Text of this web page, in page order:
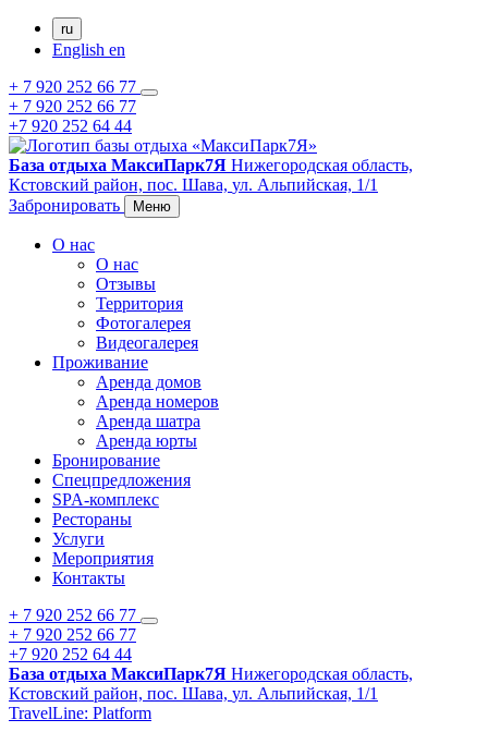
ru
English en
+ 7 920 252 66 77
+ 7 920 252 66 77
+7 920 252 64 44
База отдыха МаксиПарк7Я Нижегородская область,
Кстовский район, пос. Шава, ул. Альпийская, 1/1
Забронировать
Меню
О нас
О нас
Отзывы
Территория
Фотогалерея
Видеогалерея
Проживание
Аренда домов
Аренда номеров
Аренда шатра
Аренда юрты
Бронирование
Спецпредложения
SPA-комплекс
Рестораны
Услуги
Мероприятия
Контакты
+ 7 920 252 66 77
+ 7 920 252 66 77
+7 920 252 64 44
База отдыха МаксиПарк7Я Нижегородская область,
Кстовский район, пос. Шава, ул. Альпийская, 1/1
TravelLine: Platform